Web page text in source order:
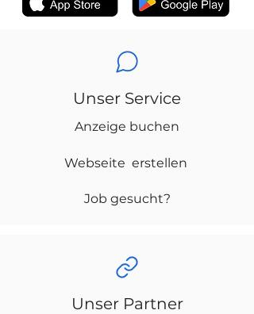
Unser Service
Anzeige buchen
Webseite erstellen
Job gesucht?
Unser Partner